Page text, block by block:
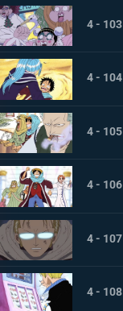
4 - 103
4 - 104
4 - 105
4 - 106
4 - 107
4 - 108